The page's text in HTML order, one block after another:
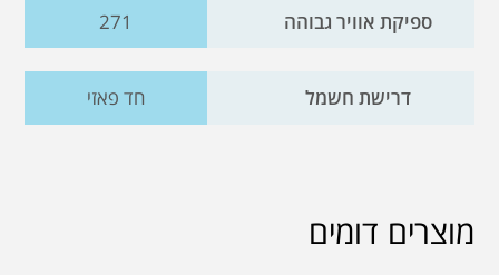
ספיקת אוויר גבוהה 271
דרישת חשמל חד פאזי
מוצרים דומים